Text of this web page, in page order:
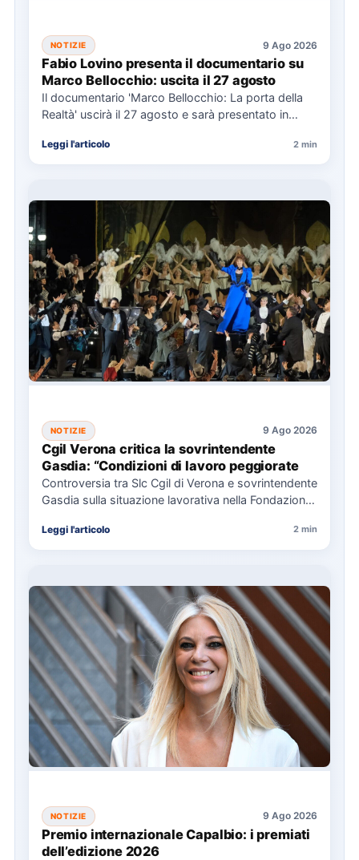
NOTIZIE 9 Ago 2026
Fabio Lovino presenta il documentario su
Marco Bellocchio: uscita il 27 agosto
Il documentario 'Marco Bellocchio: La porta della
Realtà' uscirà il 27 agosto e sarà presentato in
Leggi l'articolo 2 min
NOTIZIE 9 Ago 2026
Cgil Verona critica la sovrintendente
Gasdia: “Condizioni di lavoro peggiorate
Controversia tra Slc Cgil di Verona e sovrintendente
Gasdia sulla situazione lavorativa nella Fondazione
Leggi l'articolo 2 min
NOTIZIE 9 Ago 2026
Premio internazionale Capalbio: i premiati
dell’edizione 2026